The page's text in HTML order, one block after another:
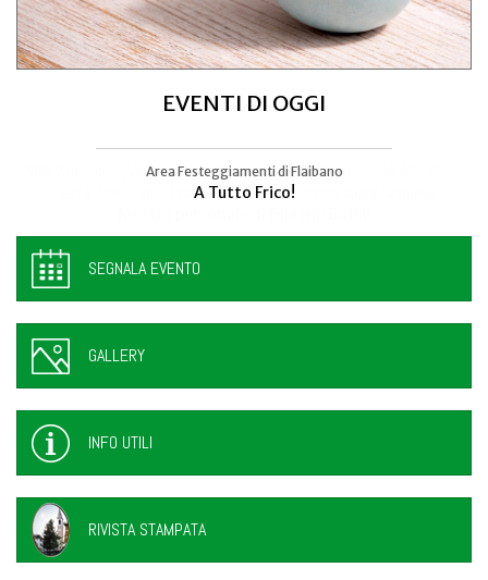
EVENTI DI OGGI
Area Festeggiamenti di Flaibano
A Tutto Frico!
Talmassons
FestInPiazza
SEGNALA EVENTO
GALLERY
INFO UTILI
RIVISTA STAMPATA